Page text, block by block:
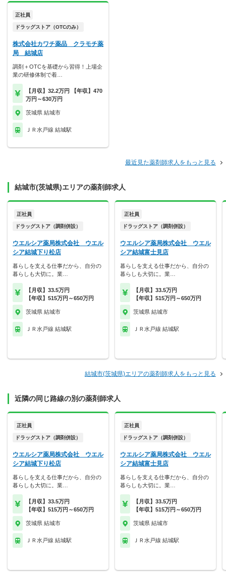
正社員
ドラッグストア（OTCのみ）
株式会社カワチ薬品 クラモチ薬
局 結城店
調剤＋OTCを基礎から習得！上場企
業の研修体制で着…
【月収】32.2万円 【年収】470
万円～630万円
茨城県 結城市
ＪＲ水戸線 結城駅
最近見た薬剤師求人をもっと見る
結城市(茨城県)エリアの薬剤師求人
正社員
ドラッグストア（調剤併設）
ウエルシア薬局株式会社 ウエル
シア結城下り松店
暮らしを支える仕事だから、自分の
暮らしも大切に。業…
【月収】33.5万円
【年収】515万円～650万円
茨城県 結城市
ＪＲ水戸線 結城駅
正社員
ドラッグストア（調剤併設）
ウエルシア薬局株式会社 ウエル
シア結城富士見店
暮らしを支える仕事だから、自分の
暮らしも大切に。業…
【月収】33.5万円
【年収】515万円～650万円
茨城県 結城市
ＪＲ水戸線 結城駅
結城市(茨城県)エリアの薬剤師求人をもっと見る
近隣の同じ路線の別の薬剤師求人
正社員
ドラッグストア（調剤併設）
ウエルシア薬局株式会社 ウエル
シア結城下り松店
暮らしを支える仕事だから、自分の
暮らしも大切に。業…
【月収】33.5万円
【年収】515万円～650万円
茨城県 結城市
ＪＲ水戸線 結城駅
正社員
ドラッグストア（調剤併設）
ウエルシア薬局株式会社 ウエル
シア結城富士見店
暮らしを支える仕事だから、自分の
暮らしも大切に。業…
【月収】33.5万円
【年収】515万円～650万円
茨城県 結城市
ＪＲ水戸線 結城駅